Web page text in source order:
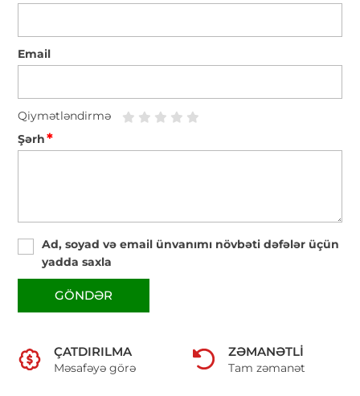
Email
Qiymətləndirmə
Şərh*
Ad, soyad və email ünvanımı növbəti dəfələr üçün
yadda saxla
GÖNDƏR
ÇATDIRILMA
Məsafəyə görə
ZƏMANƏTLI
Tam zəmanət